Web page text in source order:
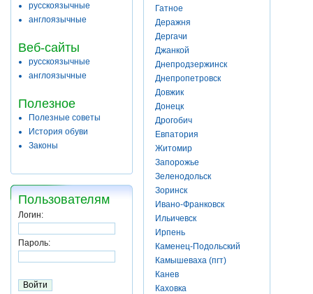
русскоязычные
англоязычные
Веб-сайты
русскоязычные
англоязычные
Полезное
Полезные советы
История обуви
Законы
Пользователям
Логин:
Пароль:
Гатное
Деражня
Дергачи
Джанкой
Днепродзержинск
Днепропетровск
Довжик
Донецк
Дрогобич
Евпатория
Житомир
Запорожье
Зеленодольск
Зоринск
Ивано-Франковск
Ильичевск
Ирпень
Каменец-Подольский
Камышеваха (пгт)
Канев
Каховка